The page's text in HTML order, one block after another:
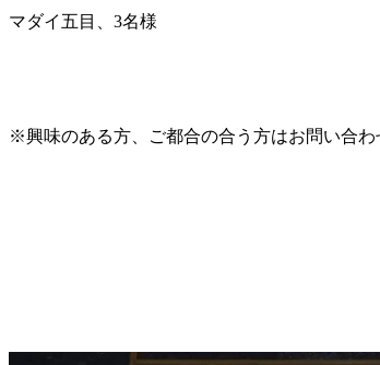
マダイ五目、3名様
※興味のある方、ご都合の合う方はお問い合